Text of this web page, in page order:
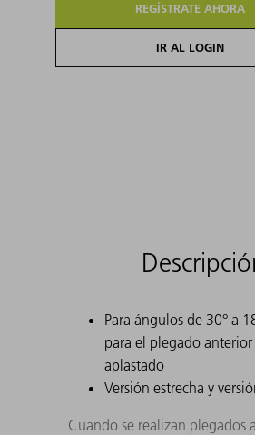
REGÍSTRATE AHORA
IR AL LOGIN
Para ángulos de 30° a
para el plegado anterior
aplastado
Versión estrecha y
Cuando se realizan plegados